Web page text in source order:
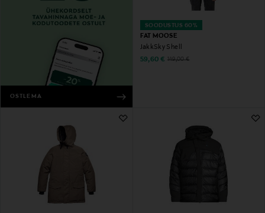
OSTLEMA
SOODUSTUS 60%
FAT MOOSE
JakkSky Shell
Discounted Price
59,60 € Original Price
149,00 €